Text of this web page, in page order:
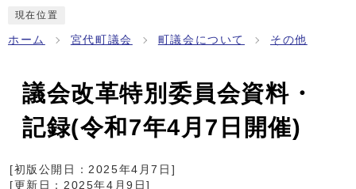
現在位置
ホーム 宮代町議会 町議会について その他
議会改革特別委員会資料・
記録(令和7年4月7日開催)
[初版公開日：2025年4月7日 ]
[更新日： 2025年4月9日]